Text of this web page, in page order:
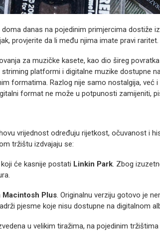
danas na pojedinim primjercima dostiže
provjerite da li među njima imate pravi raritet.
za muzičke kasete, kao dio šireg
platformi i digitalne muzike dostupne
formatima. Razlog nije samo nostalgija, već i
format ne može u potpunosti zamijeniti,
vrijednost određuju rijetkost, očuvanost i
tržištu izdvajaju se:
će kasnije postati Linkin Park. Zbog
Macintosh Plus. Originalnu verziju gotovo je
pjesme koje nisu dostupne na digitalnom
u velikim tiražima, na pojedinim